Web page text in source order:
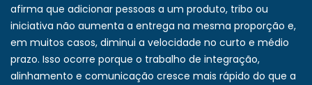
afirma que adicionar pessoas a um produto, tribo ou
iniciativa não aumenta a entrega na mesma proporção e,
em muitos casos, diminui a velocidade no curto e médio
prazo. Isso ocorre porque o trabalho de integração,
alinhamento e comunicação cresce mais rápido do que a